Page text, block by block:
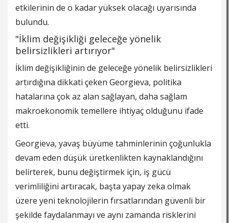
etkilerinin de o kadar yüksek olacağı uyarısında
bulundu.
"İklim değişikliği geleceğe yönelik
belirsizlikleri artırıyor"
İklim değişikliğinin de geleceğe yönelik belirsizlikleri
artırdığına dikkati çeken Georgieva, politika
hatalarına çok az alan sağlayan, daha sağlam
makroekonomik temellere ihtiyaç olduğunu ifade
etti.
Georgieva, ​​​​​​​yavaş büyüme tahminlerinin çoğunlukla
devam eden düşük üretkenlikten kaynaklandığını
belirterek, bunu değiştirmek için, iş gücü
verimliliğini artıracak, başta yapay zeka olmak
üzere yeni teknolojilerin fırsatlarından güvenli bir
şekilde faydalanmayı ve aynı zamanda risklerini